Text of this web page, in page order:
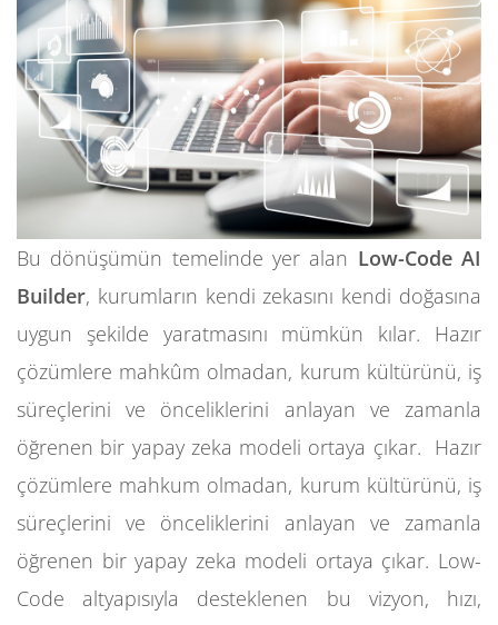
Bu dönüşümün temelinde yer alan Low-Code AI
Builder, kurumların kendi zekasını kendi doğasına
uygun şekilde yaratmasını mümkün kılar. Hazır
çözümlere mahkûm olmadan, kurum kültürünü, iş
süreçlerini ve önceliklerini anlayan ve zamanla
öğrenen bir yapay zeka modeli ortaya çıkar. Hazır
çözümlere mahkum olmadan, kurum kültürünü, iş
süreçlerini ve önceliklerini anlayan ve zamanla
öğrenen bir yapay zeka modeli ortaya çıkar. Low-
Code altyapısıyla desteklenen bu vizyon, hızı,